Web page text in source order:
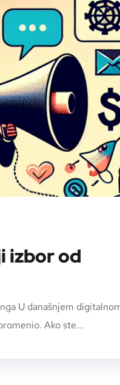
izbor od
U današnjem
Ako ste...